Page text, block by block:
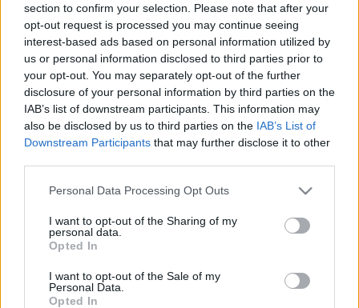
section to confirm your selection. Please note that after your
opt-out request is processed you may continue seeing
interest-based ads based on personal information utilized by
us or personal information disclosed to third parties prior to
your opt-out. You may separately opt-out of the further
disclosure of your personal information by third parties on the
IAB’s list of downstream participants. This information may
also be disclosed by us to third parties on the IAB’s List of
Downstream Participants that may further disclose it to other
Please note that this website/app uses one or more Google
not limited to your visit or usage behaviour. You may click to
grant or deny consent to Google and its third-party tags to
use your data for below specified purposes in below Google
consent section.
Personal Data Processing Opt Outs
I want to opt-out of the Sharing of my
personal data.
Opted In
I want to opt-out of the Sale of my
Personal Data.
Opted In
Csütörtökön 16 órától közönségtalálkozót tartanak
Szegeden, ahol a héten színre kerülő
szuperprodukció, azAbigélművészeivel
találkozhatnak a nézők. A rendező,Somogyi Szilárd
és a koreográfus,Lőcsey Jenőmellett olyan
népszerű sztároktól tudhatunk meg kulisszatitkokat
és érdekességeket az előadásról, mint Vágó Zsuzsi,
Udvaros Dorottya,Csonka András, Peller Anna,
Mészáros Árpád Zsolt, Homonnay Zsolt, Nádasi
Veronika, Simon Panna
és Hirtling István
. A
Budapesti Operettszínház vendégjátéka most
először látható szabadtéri változatban. Az egyik
legnépszerűbb magyar író,
pár éve
Somogyi Szilárdnak
lehetőséget, hogy igazi musical-csemegévé
varázsolja generációkat elvarázsoló regényét.